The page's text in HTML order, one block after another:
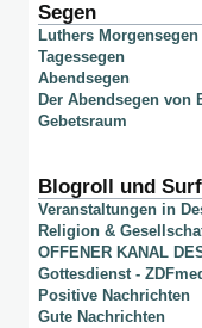
Segen
Luthers Morgensegen
Tagessegen
Abendsegen
Der Abendsegen von
Gebetsraum
Blogroll und
Veranstaltungen in
Religion &
OFFENER KANAL
Gottesdienst -
Positive Nachrichten
Gute Nachrichten